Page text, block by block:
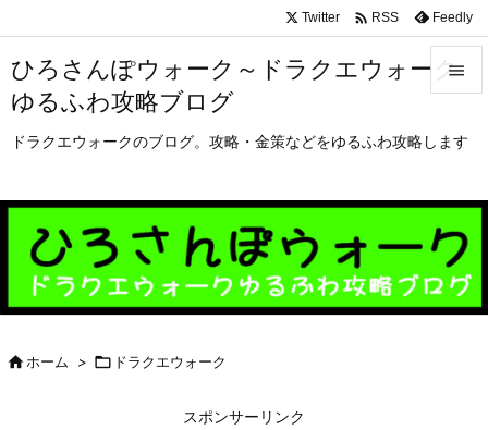
ひろさんぽウォーク～ドラクエウォーク
ゆるふわ攻略ブログ
ドラクエウォークのブログ。攻略・金策などをゆるふわ攻略します

メニュ

前へ

次へ
Twitter  RSS Feedly
ホーム >  ドラクエウォーク
スポンサーリンク